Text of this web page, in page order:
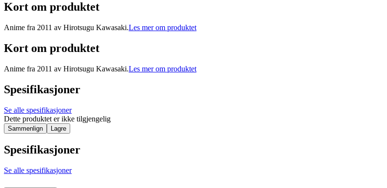
Kort om produktet
Anime fra 2011 av Hirotsugu Kawasaki.Les mer om produktet
Kort om produktet
Anime fra 2011 av Hirotsugu Kawasaki.Les mer om produktet
Spesifikasjoner
Se alle spesifikasjoner
Dette produktet er ikke tilgjengelig
Sammenlign Lagre
Spesifikasjoner
Se alle spesifikasjoner